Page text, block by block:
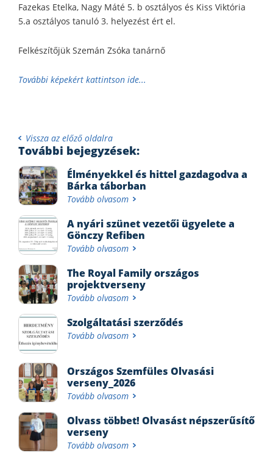
Fazekas Etelka, Nagy Máté 5. b osztályos és Kiss Viktória
5.a osztályos tanuló 3. helyezést ért el.
Felkészítőjük Szemán Zsóka tanárnő
További képekért kattintson ide...
Vissza az előző oldalra
További bejegyzések:
Élményekkel és hittel gazdagodva a
Bárka táborban
Tovább olvasom
A nyári szünet vezetői ügyelete a
Gönczy Refiben
Tovább olvasom
The Royal Family országos
projektverseny
Tovább olvasom
Szolgáltatási szerződés
Tovább olvasom
Országos Szemfüles Olvasási
verseny_2026
Tovább olvasom
Olvass többet! Olvasást népszerűsítő
verseny
Tovább olvasom